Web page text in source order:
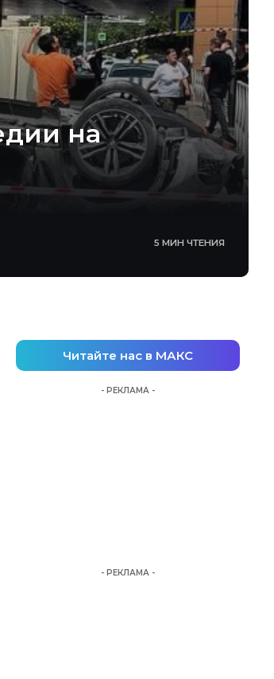
на
5 МИН ЧТЕНИЯ
Читайте нас в МАКС
- РЕКЛАМА -
- РЕКЛАМА -